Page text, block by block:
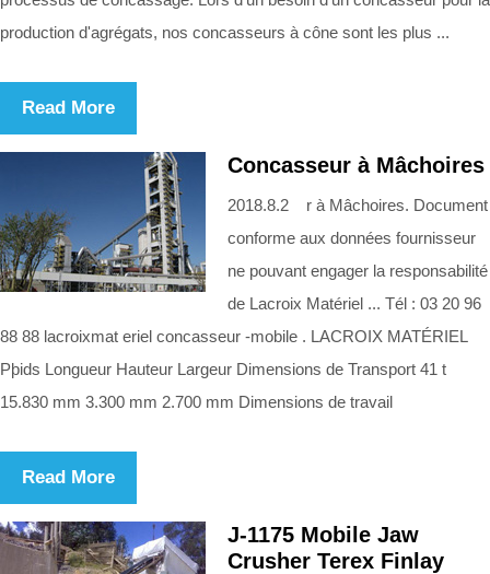
production d'agrégats, nos concasseurs à cône sont les plus ...
Read More
Concasseur à Mâchoires
2018.8.2 r à Mâchoires. Document
conforme aux données fournisseur
ne pouvant engager la responsabilité
de Lacroix Matériel ... Tél : 03 20 96
88 88 lacroixmat eriel concasseur -mobile . LACROIX MATÉRIEL
Pþids Longueur Hauteur Largeur Dimensions de Transport 41 t
15.830 mm 3.300 mm 2.700 mm Dimensions de travail
Read More
J-1175 Mobile Jaw
Crusher Terex Finlay